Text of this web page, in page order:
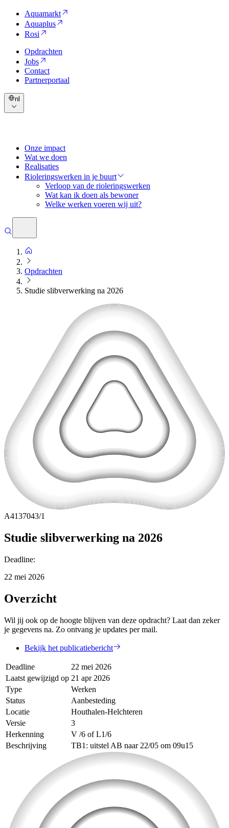
Aquamarkt
Aquaplus
Rosi
Opdrachten
Jobs
Contact
Partnerportaal
nl
Onze impact
Wat we doen
Realisaties
Rioleringswerken in je buurt
Verloop van de rioleringswerken
Wat kan ik doen als bewoner
Welke werken voeren wij uit?
Opdrachten
Studie slibverwerking na 2026
A4137043/1
Studie slibverwerking na 2026
Deadline:
22 mei 2026
Overzicht
Wil jij ook op de hoogte blijven van deze opdracht? Laat dan zeker
je gegevens na. Zo ontvang je updates per mail.
Bekijk het publicatiebericht
Deadline
22 mei 2026
Laatst gewijzigd op 21 apr 2026
Type
Werken
Status
Aanbesteding
Locatie
Houthalen-Helchteren
Versie
3
Herkenning
V /6 of L1/6
Beschrijving
TB1: uitstel AB naar 22/05 om 09u15